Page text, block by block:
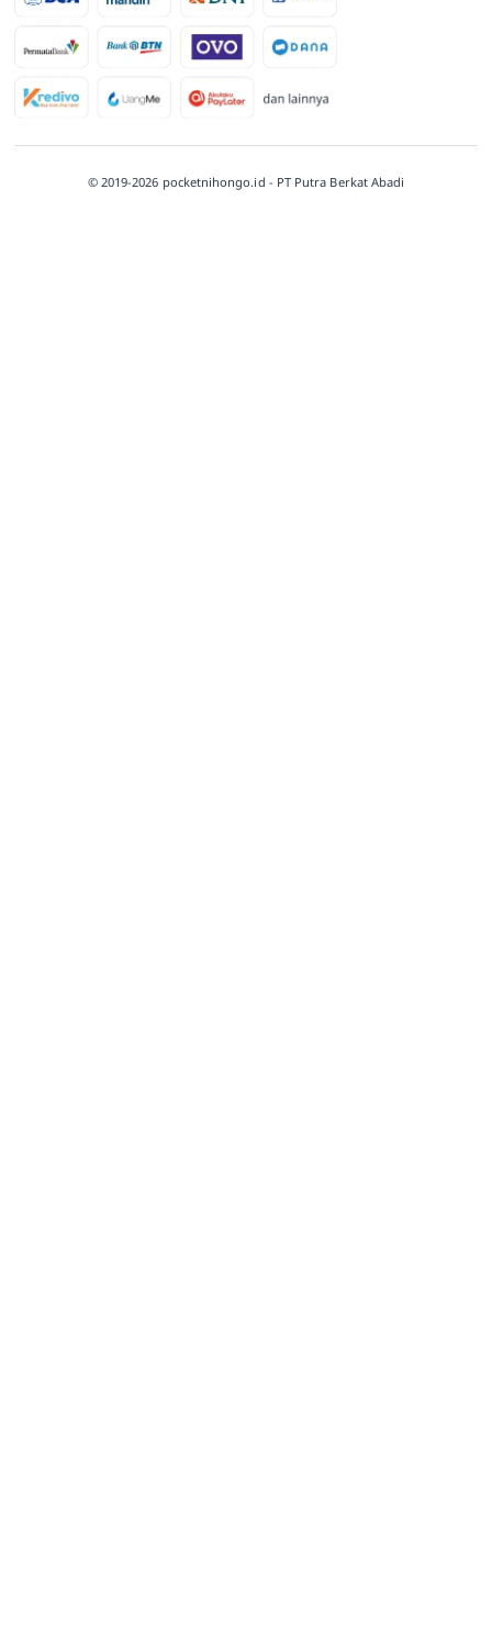
© 2019-2026 pocketnihongo.id - PT Putra Berkat Abadi